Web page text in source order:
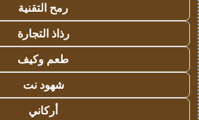
رمح التقنية
رذاذ التجارة
طعم وكيف
شهود نت
أركاني